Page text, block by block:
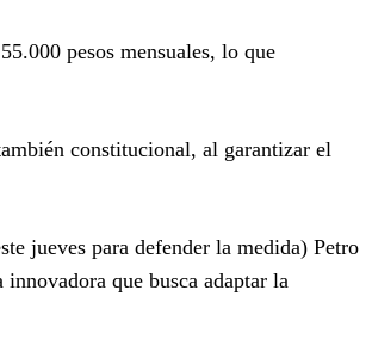
pesos mensuales, lo que
constitucional, al garantizar el
jueves para defender la medida) Petro
innovadora que busca adaptar la